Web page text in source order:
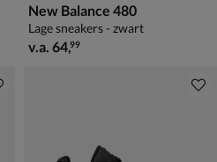
New Balance 480
Lage sneakers - zwart
vanaf € 64,99
v.a. 64,99